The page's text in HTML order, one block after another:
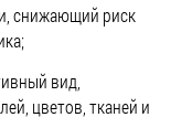
снижающий риск
вид,
цветов, тканей и